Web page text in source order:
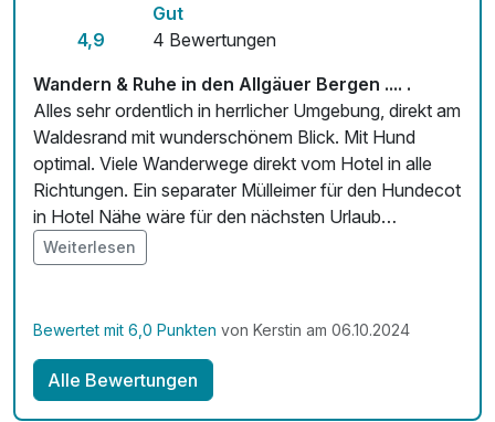
Zimmerservice verfügbar
4,9
Gut
4 Bewertungen
Wandern & Ruhe in den Allgäuer Bergen .... .
Alles sehr ordentlich in herrlicher Umgebung, direkt am
Waldesrand mit wunderschönem Blick. Mit Hund
optimal. Viele Wanderwege direkt vom Hotel in alle
Richtungen. Ein separater Mülleimer für den Hundecot
in Hotel Nähe wäre für den nächsten Urlaub
empfehlenswert. Nur als kleiner Tip.
Weiterlesen
Bewertet mit 6,0 Punkten von Kerstin am 06.10.2024
Alle Bewertungen